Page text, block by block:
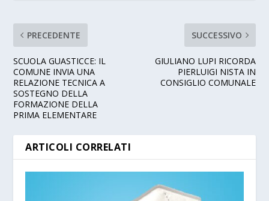
PRECEDENTE
SCUOLA GUASTICCE: IL
COMUNE INVIA UNA
RELAZIONE TECNICA A
SOSTEGNO DELLA
FORMAZIONE DELLA
PRIMA ELEMENTARE
SUCCESSIVO
GIULIANO LUPI RICORDA
PIERLUIGI NISTA IN
CONSIGLIO COMUNALE
ARTICOLI CORRELATI